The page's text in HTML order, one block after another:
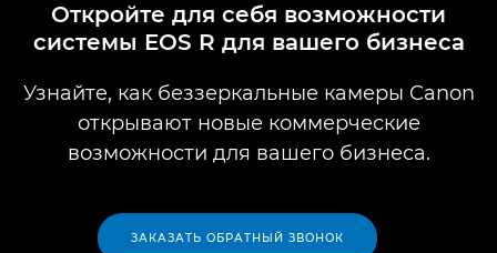
Откройте для себя возможности
системы EOS R для вашего бизнеса
Узнайте, как беззеркальные камеры Canon
открывают новые коммерческие
возможности для вашего бизнеса.
ЗАКАЗАТЬ ОБРАТНЫЙ ЗВОНОК